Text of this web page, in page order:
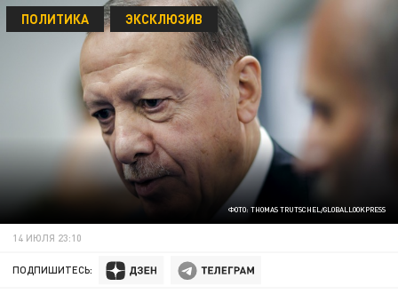
ФОТО: THOMAS TRUTSCHEL/GLOBALLOOKPRESS
ПОЛИТИКА ЭКСКЛЮЗИВ
14 ИЮЛЯ 23:10
ПОДПИШИТЕСЬ: